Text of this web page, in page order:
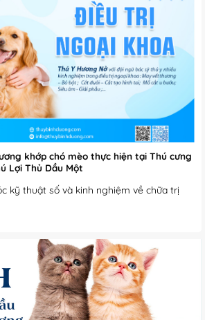
khớp chó mèo thực hiện tại Thú cưng
Lợi Thủ Dầu Một
kỹ thuật số và kinh nghiệm về chữa trị